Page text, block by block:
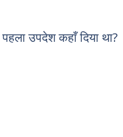
उपदेश कहाँ दिया था?